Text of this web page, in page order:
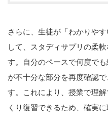
さらに、生徒が「わかりや
して、スタディサプリの柔
す。自分のペースで何度で
が不十分な部分を再度確認
す。これにより、授業で理
くり復習できるため、確実